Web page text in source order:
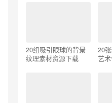
20组吸引眼球的背景
纹理素材资源下载
20
艺